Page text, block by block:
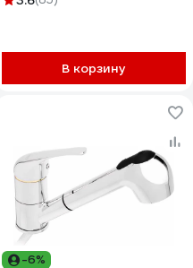
В корзину
-6%